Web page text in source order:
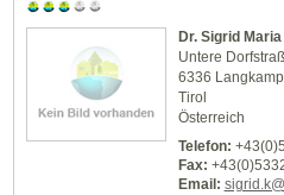
Dr. Sigrid
Untere
6336
Tirol
Österreich
Telefon:
Fax:
Email: